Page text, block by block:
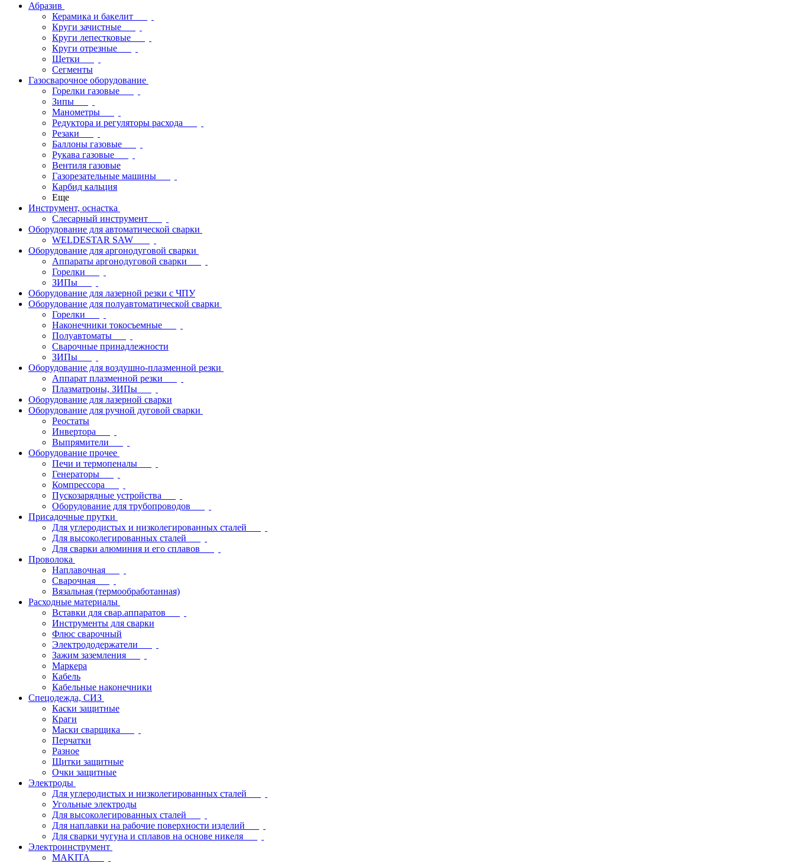
Абразив
Керамика и бакелит
Круги зачистные
Круги лепестковые
Круги отрезные
Щетки
Сегменты
Газосварочное оборудование
Горелки газовые
Зипы
Манометры
Редуктора и регуляторы расхода
Резаки
Баллоны газовые
Рукава газовые
Вентиля газовые
Газорезательные машины
Карбид кальция
Еще
Инструмент, оснастка
Слесарный инструмент
Оборудование для автоматической сварки
WELDESTAR SAW
Оборудование для аргонодуговой сварки
Аппараты аргонодуговой сварки
Горелки
ЗИПы
Оборудование для лазерной резки с ЧПУ
Оборудование для полуавтоматической сварки
Горелки
Наконечники токосъемные
Полуавтоматы
Сварочные принадлежности
ЗИПы
Оборудование для воздушно-плазменной резки
Аппарат плазменной резки
Плазматроны, ЗИПы
Оборудование для лазерной сварки
Оборудование для ручной дуговой сварки
Реостаты
Инвертора
Выпрямители
Оборудование прочее
Печи и термопеналы
Генераторы
Компрессора
Пускозарядные устройства
Оборудование для трубопроводов
Присадочные прутки
Для углеродистых и низколегированных сталей
Для высоколегированных сталей
Для сварки алюминия и его сплавов
Проволока
Наплавочная
Сварочная
Вязальная (термообработанная)
Расходные материалы
Вставки для свар.аппаратов
Инструменты для сварки
Флюс сварочный
Электрододержатели
Зажим заземления
Маркера
Кабель
Кабельные наконечники
Спецодежда, СИЗ
Каски защитные
Краги
Маски сварщика
Перчатки
Разное
Щитки защитные
Очки защитные
Электроды
Для углеродистых и низколегированных сталей
Угольные электроды
Для высоколегированных сталей
Для наплавки на рабочие поверхности изделий
Для сварки чугуна и сплавов на основе никеля
Электроинструмент
МAKITA